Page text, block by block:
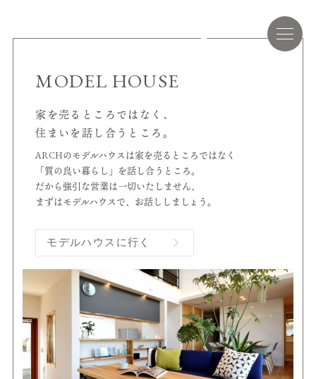
MODEL HOUSE
家を売るところではなく、
住まいを話し合うところ。
ARCHのモデルハウスは家を売るところではなく
「質の良い暮らし」を話し合うところ。
だから強引な営業は一切いたしません、
まずはモデルハウスで、お話ししましょう。
モデルハウスに行く